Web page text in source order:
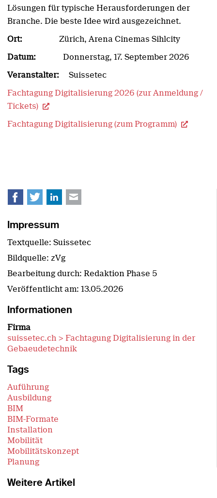
Lösungen für typische Herausforderungen der
Branche. Die beste Idee wird ausgezeichnet.
Ort:
Zürich, Arena Cinemas Sihlcity
Datum:
Donnerstag, 17. September 2026
Veranstalter: Suissetec
Fachtagung Digitalisierung 2026 (zur Anmeldung /
Tickets)
Fachtagung Digitalisierung (zum Programm)
Facebook
TwitterLinkedIn
E-mail
Impressum
Textquelle: Suissetec
Bildquelle: zVg
Bearbeitung durch: Redaktion Phase 5
Veröffentlicht am: 13.05.2026
Informationen
Firma
suissetec.ch > Fachtagung Digitalisierung in der
Gebaeudetechnik
Tags
Auführung
Ausbildung
BIM
BIM-Formate
Installation
Mobilität
Mobilitätskonzept
Planung
Weitere Artikel